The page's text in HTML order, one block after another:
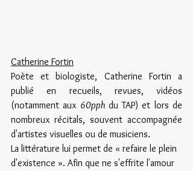
Catherine Fortin
Poète et biologiste, Catherine Fortin a
publié en recueils, revues, vidéos
(notamment aux 60pph du TAP) et lors de
nombreux récitals, souvent accompagnée
d'artistes visuelles ou de musiciens.
La littérature lui permet de « refaire le plein
d'existence ». Afin que ne s'effrite l'amour